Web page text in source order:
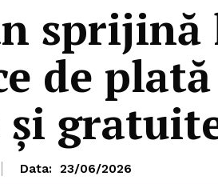
sprijină
de
Data: 23/06/2026